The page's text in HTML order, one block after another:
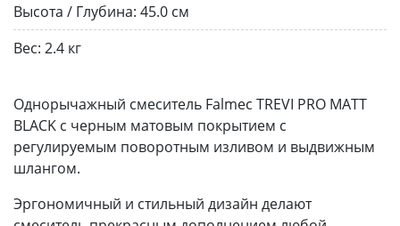
Высота / Глубина: 45.0 см
Вес: 2.4 кг
Однорычажный смеситель Falmec TREVI PRO MATT
BLACK с черным матовым покрытием с
регулируемым поворотным изливом и выдвижным
шлангом.
Эргономичный и стильный дизайн делают